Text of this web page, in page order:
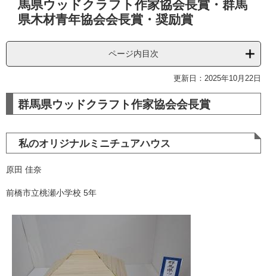
馬県ウッドクラフト作家協会長賞・群馬
県木材青年協会会長賞・奨励賞
ページ内目次
更新日：2025年10月22日
群馬県ウッドクラフト作家協会会長賞
私のオリジナルミニチュアハウス
原田 佳奈
前橋市立桃瀬小学校 5年